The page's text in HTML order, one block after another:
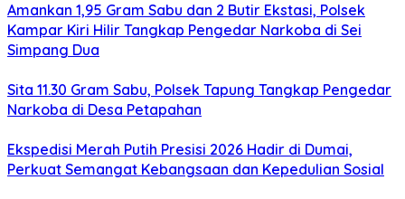
Amankan 1,95 Gram Sabu dan 2 Butir Ekstasi, Polsek
Kampar Kiri Hilir Tangkap Pengedar Narkoba di Sei
Simpang Dua
Sita 11.30 Gram Sabu, Polsek Tapung Tangkap Pengedar
Narkoba di Desa Petapahan
Ekspedisi Merah Putih Presisi 2026 Hadir di Dumai,
Perkuat Semangat Kebangsaan dan Kepedulian Sosial